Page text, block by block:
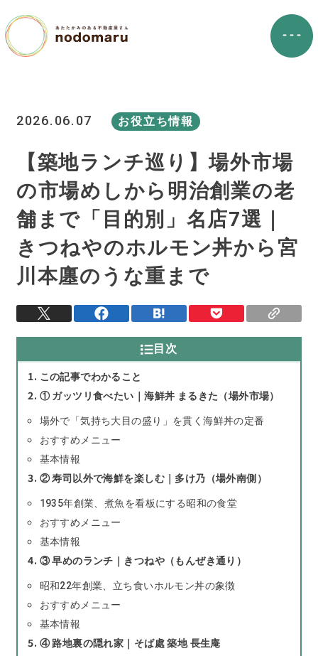
2026.06.07 お役立ち情報
【築地ランチ巡り】場外市場
の市場めしから明治創業の老
舗まで「目的別」名店7選｜
きつねやのホルモン丼から宮
川本廛のうな重まで
目次
この記事でわかること
① ガッツリ食べたい｜海鮮丼 まるきた（場外市場）
場外で「気持ち大目の盛り」を貫く海鮮丼の定番
おすすめメニュー
基本情報
② 寿司以外で海鮮を楽しむ｜多け乃（場外南側）
1935年創業、煮魚を看板にする昭和の食堂
おすすめメニュー
基本情報
③ 早めのランチ｜きつねや（もんぜき通り）
昭和22年創業、立ち食いホルモン丼の象徴
おすすめメニュー
基本情報
④ 路地裏の隠れ家｜そば處 築地 長生庵